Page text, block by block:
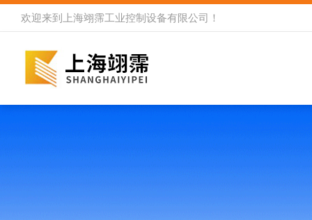
欢迎来到 上海翊霈工业控制设备有限公司 ！